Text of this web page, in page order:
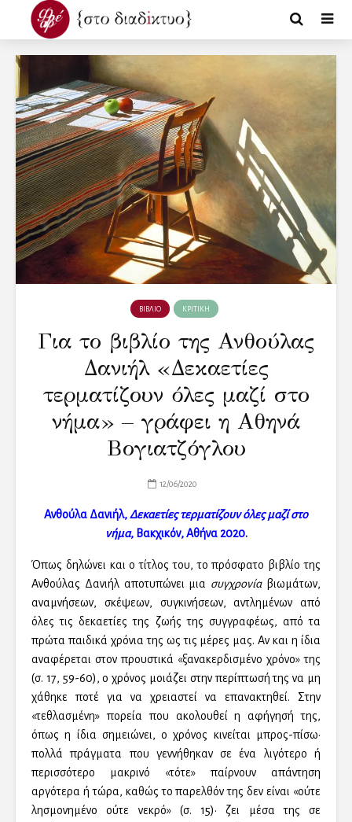
ΒΙΒΛΙΟ ΚΡΙΤΙΚΗ
Για το βιβλίο της Ανθούλας
Δανιήλ «Δεκαετίες
τερματίζουν όλες μαζί στο
νήμα» – γράφει η Αθηνά
Βογιατζόγλου
12/06/2020
Ανθούλα Δανιήλ,Δεκαετίες τερματίζουν όλες μαζί στο
νήμα, Βακχικόν, Αθήνα 2020.
Όπως δηλώνει και ο τίτλος του, το πρόσφατο βιβλίο της
Ανθούλας Δανιήλ αποτυπώνει μια συγχρονίαβιωμάτων,
αναμνήσεων, σκέψεων, συγκινήσεων, αντλημένων από
όλες τις δεκαετίες της ζωής της συγγραφέως, από τα
πρώτα παιδικά χρόνια της ως τις μέρες μας. Αν και η ίδια
αναφέρεται στον προυστικά «ξανακερδισμένο χρόνο» της
(σ. 17, 59-60), ο χρόνος μοιάζει στην περίπτωσή της να μη
χάθηκε ποτέ για να χρειαστεί να επανακτηθεί. Στην
«τεθλασμένη» πορεία που ακολουθεί η αφήγησή της,
όπως η ίδια σημειώνει, ο χρόνος κινείται μπρος-πίσω·
πολλά πράγματα που γεννήθηκαν σε ένα λιγότερο ή
περισσότερο μακρινό «τότε» παίρνουν απάντηση
αργότερα ή τώρα, καθώς το παρελθόν της δεν είναι «ούτε
λησμονημένο ούτε νεκρό» (σ. 15)· ζει μέσα της σε